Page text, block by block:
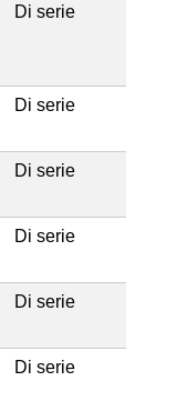
Di serie
Di serie
Di serie
Di serie
Di serie
Di serie